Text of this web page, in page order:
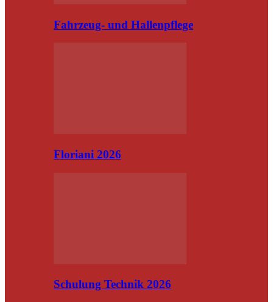
Fahrzeug- und Hallenpflege
Floriani 2026
Schulung Technik 2026